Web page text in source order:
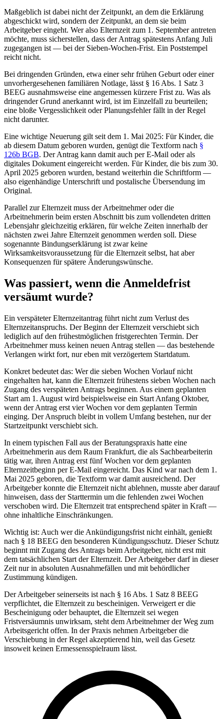
Maßgeblich ist dabei nicht der Zeitpunkt, an dem die Erklärung
abgeschickt wird, sondern der Zeitpunkt, an dem sie beim
Arbeitgeber eingeht. Wer also Elternzeit zum 1. September antreten
möchte, muss sicherstellen, dass der Antrag spätestens Anfang Juli
zugegangen ist — bei der Sieben-Wochen-Frist. Ein Poststempel
reicht nicht.
Bei dringenden Gründen, etwa einer sehr frühen Geburt oder einer
unvorhergesehenen familiären Notlage, lässt § 16 Abs. 1 Satz 3
BEEG ausnahmsweise eine angemessen kürzere Frist zu. Was als
dringender Grund anerkannt wird, ist im Einzelfall zu beurteilen;
eine bloße Vergesslichkeit oder Planungsfehler fällt in der Regel
nicht darunter.
Eine wichtige Neuerung gilt seit dem 1. Mai 2025: Für Kinder, die
ab diesem Datum geboren wurden, genügt die Textform nach §
126b BGB. Der Antrag kann damit auch per E-Mail oder als
digitales Dokument eingereicht werden. Für Kinder, die bis zum 30.
April 2025 geboren wurden, bestand weiterhin die Schriftform —
also eigenhändige Unterschrift und postalische Übersendung im
Original.
Parallel zur Elternzeit muss der Arbeitnehmer oder die
Arbeitnehmerin beim ersten Abschnitt bis zum vollendeten dritten
Lebensjahr gleichzeitig erklären, für welche Zeiten innerhalb der
nächsten zwei Jahre Elternzeit genommen werden soll. Diese
sogenannte Bindungserklärung ist zwar keine
Wirksamkeitsvoraussetzung für die Elternzeit selbst, hat aber
Konsequenzen für spätere Änderungswünsche.
Was passiert, wenn die Anmeldefrist
versäumt wurde?
Ein verspäteter Elternzeitantrag führt nicht zum Verlust des
Elternzeitanspruchs. Der Beginn der Elternzeit verschiebt sich
lediglich auf den frühestmöglichen fristgerechten Termin. Der
Arbeitnehmer muss keinen neuen Antrag stellen — das bestehende
Verlangen wirkt fort, nur eben mit verzögertem Startdatum.
Konkret bedeutet das: Wer die sieben Wochen Vorlauf nicht
eingehalten hat, kann die Elternzeit frühestens sieben Wochen nach
Zugang des verspäteten Antrags beginnen. Aus einem geplanten
Start am 1. August wird beispielsweise ein Start Anfang Oktober,
wenn der Antrag erst vier Wochen vor dem geplanten Termin
einging. Der Anspruch bleibt in vollem Umfang bestehen, nur der
Startzeitpunkt verschiebt sich.
In einem typischen Fall aus der Beratungspraxis hatte eine
Arbeitnehmerin aus dem Raum Frankfurt, die als Sachbearbeiterin
tätig war, ihren Antrag erst fünf Wochen vor dem geplanten
Elternzeitbeginn per E-Mail eingereicht. Das Kind war nach dem 1.
Mai 2025 geboren, die Textform war damit ausreichend. Der
Arbeitgeber konnte die Elternzeit nicht ablehnen, musste aber darauf
hinweisen, dass der Starttermin um die fehlenden zwei Wochen
verschoben wird. Die Elternzeit trat entsprechend später in Kraft —
ohne inhaltliche Einschränkungen.
Wichtig ist: Auch wer die Ankündigungsfrist nicht einhält, genießt
nach § 18 BEEG den besonderen Kündigungsschutz. Dieser Schutz
beginnt mit Zugang des Antrags beim Arbeitgeber, nicht erst mit
dem tatsächlichen Start der Elternzeit. Der Arbeitgeber darf in dieser
Zeit nur in absoluten Ausnahmefällen und mit behördlicher
Zustimmung kündigen.
Der Arbeitgeber seinerseits ist nach § 16 Abs. 1 Satz 8 BEEG
verpflichtet, die Elternzeit zu bescheinigen. Verweigert er die
Bescheinigung oder behauptet, die Elternzeit sei wegen
Fristversäumnis unwirksam, steht dem Arbeitnehmer der Weg zum
Arbeitsgericht offen. In der Praxis nehmen Arbeitgeber die
Verschiebung in der Regel akzeptierend hin, weil das Gesetz
insoweit keinen Ermessensspielraum lässt.